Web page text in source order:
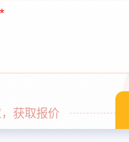
获取报价